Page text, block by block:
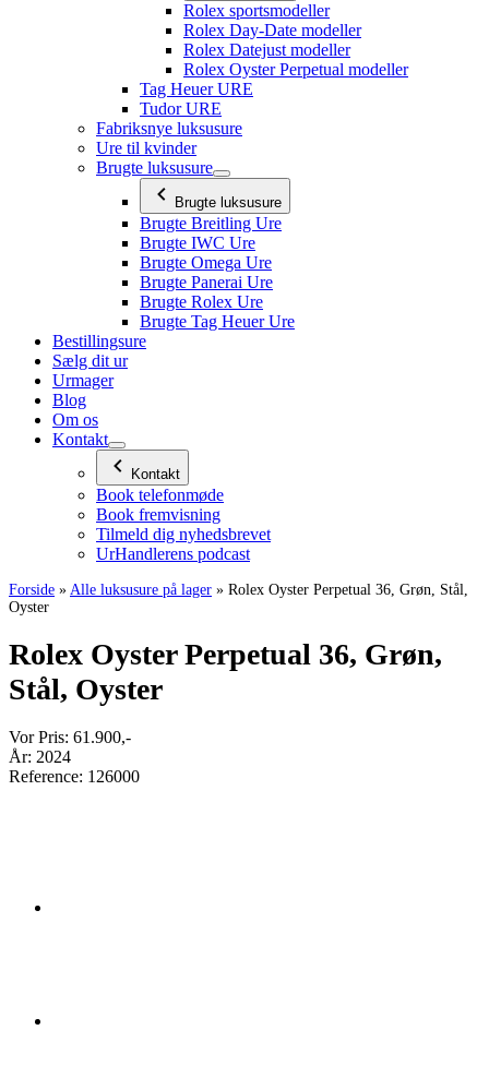
Rolex sportsmodeller
Rolex Day-Date modeller
Rolex Datejust modeller
Rolex Oyster Perpetual modeller
Tag Heuer URE
Tudor URE
Fabriksnye luksusure
Ure til kvinder
Brugte luksusure
Brugte luksusure
Brugte Breitling Ure
Brugte IWC Ure
Brugte Omega Ure
Brugte Panerai Ure
Brugte Rolex Ure
Brugte Tag Heuer Ure
Bestillingsure
Sælg dit ur
Urmager
Blog
Om os
Kontakt
Kontakt
Book telefonmøde
Book fremvisning
Tilmeld dig nyhedsbrevet
UrHandlerens podcast
Forside » Alle luksusure på lager » Rolex Oyster Perpetual 36, Grøn, Stål,
Oyster
Rolex Oyster Perpetual 36, Grøn,
Stål, Oyster
Vor Pris: 61.900,-
År: 2024
Reference: 126000